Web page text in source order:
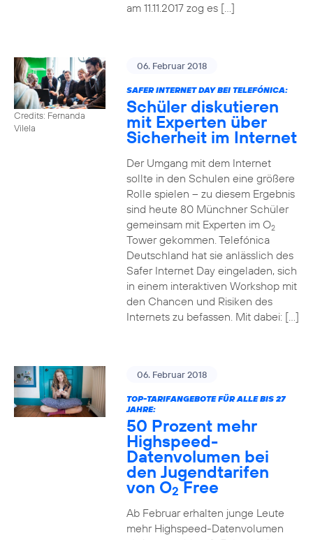
am 11.11.2017 zog es […]
Credits: Fernanda
Vilela
06. Februar 2018
SAFER INTERNET DAY BEI TELEFÓNICA:
Schüler diskutieren
mit Experten über
Sicherheit im Internet
Der Umgang mit dem Internet
sollte in den Schulen eine größere
Rolle spielen – zu diesem Ergebnis
sind heute 80 Münchner Schüler
gemeinsam mit Experten im O2
Tower gekommen. Telefónica
Deutschland hat sie anlässlich des
Safer Internet Day eingeladen, sich
in einem interaktiven Workshop mit
den Chancen und Risiken des
Internets zu befassen. Mit dabei: […]
06. Februar 2018
TOP-TARIFANGEBOTE FÜR ALLE BIS 27
JAHRE:
50 Prozent mehr
Highspeed-
Datenvolumen bei
den Jugendtarifen
von O2Free
Ab Februar erhalten junge Leute
mehr Highspeed-Datenvolumen